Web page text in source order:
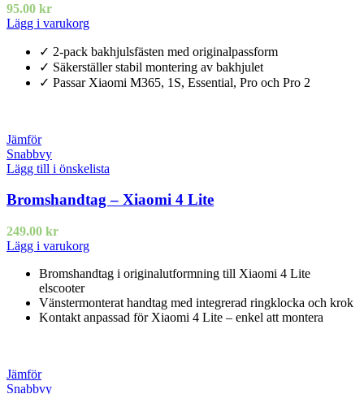
95.00 kr
Lägg i varukorg
✓ 2-pack bakhjulsfästen med originalpassform
✓ Säkerställer stabil montering av bakhjulet
✓ Passar Xiaomi M365, 1S, Essential, Pro och Pro 2
Jämför
Snabbvy
Lägg till i önskelista
Bromshandtag – Xiaomi 4 Lite
249.00 kr
Lägg i varukorg
Bromshandtag i originalutformning till Xiaomi 4 Lite
elscooter
Vänstermonterat handtag med integrerad ringklocka och krok
Kontakt anpassad för Xiaomi 4 Lite – enkel att montera
Jämför
Snabbvy